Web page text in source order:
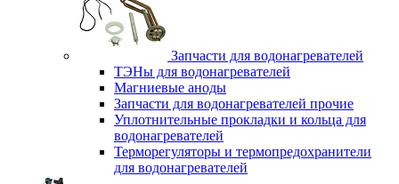
Запчасти для водонагревателей
ТЭНы для водонагревателей
Магниевые аноды
Запчасти для водонагревателей прочие
Уплотнительные прокладки и кольца для
водонагревателей
Терморегуляторы и термопредохранители
для водонагревателей